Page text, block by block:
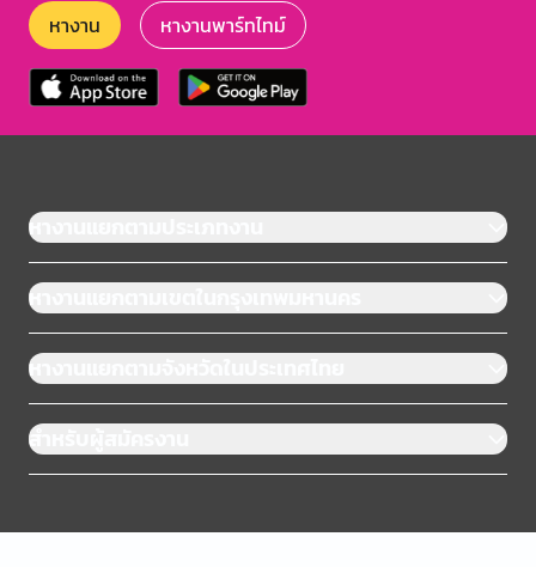
หางาน หางานพาร์ทไทม์
หางานแยกตามประเภทงาน
หางานแยกตามเขตในกรุงเทพมหานคร
หางานแยกตามจังหวัดในประเทศไทย
สำหรับผู้สมัครงาน